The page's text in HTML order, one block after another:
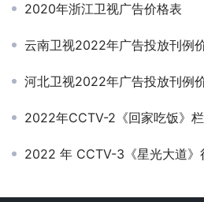
2020年浙江卫视广告价格表
云南卫视2022年广告投放刊例
河北卫视2022年广告投放刊例
2022年CCTV-2《回家吃饭》
2022 年 CCTV-3《星光大道》